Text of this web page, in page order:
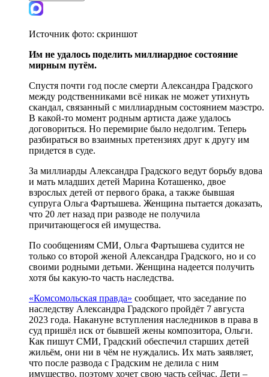
Источник фото: скриншот
Им не удалось поделить миллиардное состояние
мирным путём.
Спустя почти год после смерти Александра Градского
между родственниками всё никак не может утихнуть
скандал, связанный с миллиардным состоянием маэстро.
В какой-то момент родным артиста даже удалось
договориться. Но перемирие было недолгим. Теперь
разбираться во взаимных претензиях друг к другу им
придется в суде.
За миллиарды Александра Градского ведут борьбу вдова
и мать младших детей Марина Коташенко, двое
взрослых детей от первого брака, а также бывшая
супруга Ольга Фартышева. Женщина пытается доказать,
что 20 лет назад при разводе не получила
причитающегося ей имущества.
По сообщениям СМИ, Ольга Фартышева судится не
только со второй женой Александра Градского, но и со
своими родными детьми. Женщина надеется получить
хотя бы какую-то часть наследства.
«Комсомольская правда» сообщает, что заседание по
наследству Александра Градского пройдёт 7 августа
2023 года. Накануне вступления наследников в права в
суд пришёл иск от бывшей жены композитора, Ольги.
Как пишут СМИ, Градский обеспечил старших детей
жильём, они ни в чём не нуждались. Их мать заявляет,
что после развода с Градским не делила с ним
имущество, поэтому хочет свою часть сейчас. Дети –